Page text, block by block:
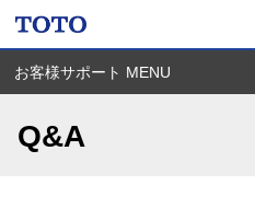
お客様サポート MENU
Q&A